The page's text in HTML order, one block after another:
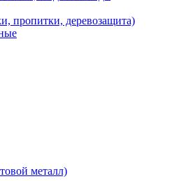
пропитки, деревозащита)
металл)